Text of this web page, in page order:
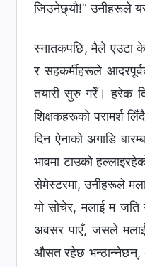
जिउनेछ्यौ!” उनीहरूले
स्नातकपछि, मैले एउटा
र सहकर्मीहरूले
तयारी सुरु गरेँ। हरेक
शिक्षकहरूको परामर्श
दिन ऐनाको अगाडि
भावमा टाउको
सेमेस्टरमा, उनीहरूले
यो सोचेर, मलाई म जति
अवसर पाएँ, जसले मलाई
औसत रहेछ भन्ठान्नेछन्,